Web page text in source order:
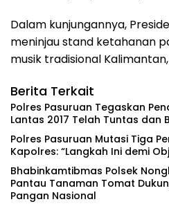
Dalam kunjungannya,
meninjau stand ketahanan
musik tradisional
Berita Terkait
Polres Pasuruan Tegaskan
Lantas 2017 Telah Tuntas dan
‎Polres Pasuruan Mutasi Tiga
Kapolres: “Langkah Ini demi
Bhabinkamtibmas Polsek
Pantau Tanaman Tomat
Pangan Nasional